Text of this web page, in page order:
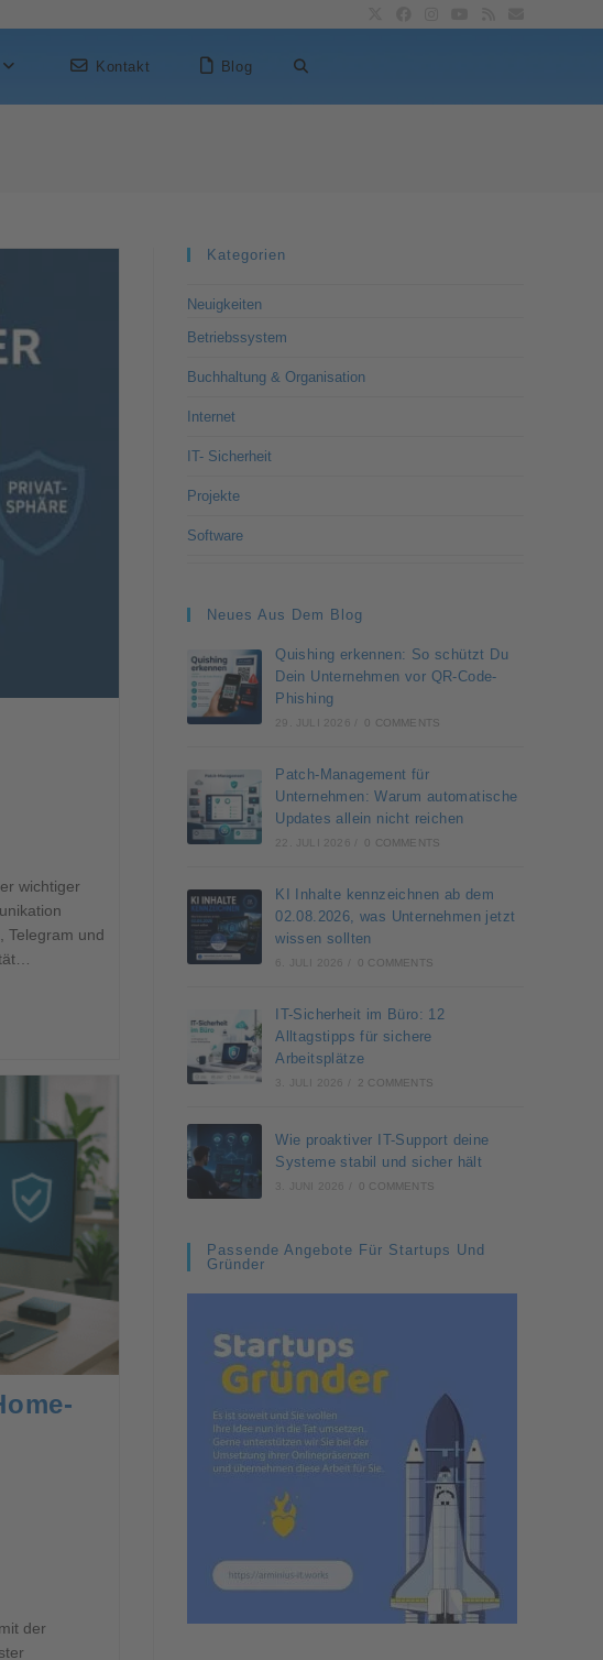
Kontakt Blog
wichtiger
Telegram und
der
Kategorien
Neuigkeiten
Betriebssystem
Buchhaltung & Organisation
Internet
IT- Sicherheit
Projekte
Software
Neues Aus Dem Blog
Quishing erkennen: So schützt Du
Dein Unternehmen vor QR-Code-
Phishing
29. JULI 2026 0 COMMENTS
Patch-Management für
Unternehmen: Warum automatische
Updates allein nicht reichen
22. JULI 2026 0 COMMENTS
KI Inhalte kennzeichnen ab dem
02.08.2026, was Unternehmen jetzt
wissen sollten
6. JULI 2026 0 COMMENTS
IT-Sicherheit im Büro: 12
Alltagstipps für sichere
Arbeitsplätze
3. JULI 2026 2 COMMENTS
Wie proaktiver IT-Support deine
Systeme stabil und sicher hält
3. JUNI 2026 0 COMMENTS
Passende Angebote Für Startups Und
Gründer